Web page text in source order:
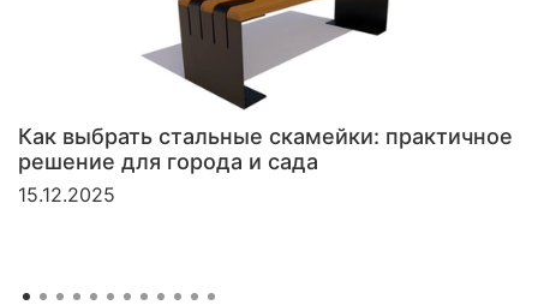
Как выбрать стальные скамейки: практичное
решение для города и сада
15.12.2025